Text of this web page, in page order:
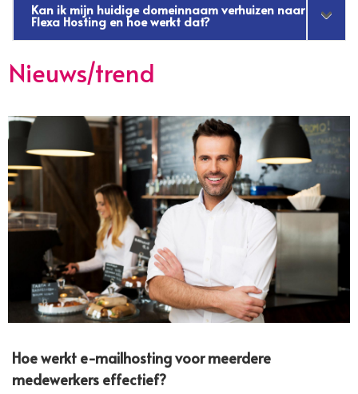
Kan ik mijn huidige domeinnaam verhuizen naar
Flexa Hosting en hoe werkt dat?
Nieuws/trend
Hoe werkt e-mailhosting voor meerdere
medewerkers effectief?